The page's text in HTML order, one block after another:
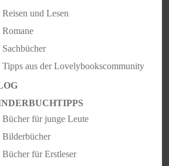
Reisen und Lesen
Romane
Sachbücher
Tipps aus der Lovelybookscommunity
Bücher für junge Leute
Bilderbücher
Bücher für Erstleser